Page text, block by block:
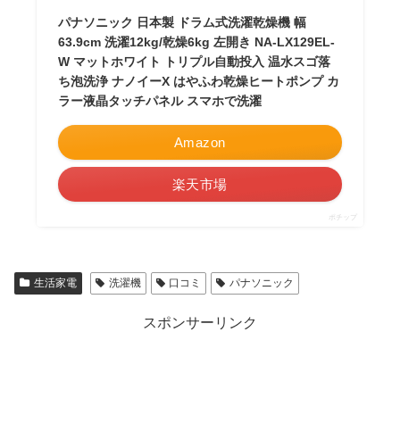
パナソニック 日本製 ドラム式洗濯乾燥機 幅
63.9cm 洗濯12kg/乾燥6kg 左開き NA-LX129EL-
W マットホワイト トリプル自動投入 温水スゴ落
ち泡洗浄 ナノイーX はやふわ乾燥ヒートポンプ カ
ラー液晶タッチパネル スマホで洗濯
Amazon
楽天市場
ポチップ
生活家電 洗濯機 口コミ パナソニック
スポンサーリンク